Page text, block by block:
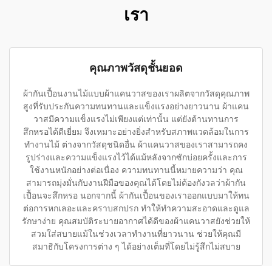
เรา
คุณภาพวัสดุชั้นยอด
ผ้ากันเปื้อนงานไม้แบบผ้าแคนวาสของเราผลิตจากวัสดุคุณภาพ
สูงที่รับประกันความทนทานและแข็งแรงอย่างยาวนาน ผ้าแคน
วาสมีความแข็งแรงไม่เพียงแต่เท่านั้น แต่ยังต้านทานการ
สึกหรอได้ดีเยี่ยม จึงเหมาะอย่างยิ่งสำหรับสภาพแวดล้อมในการ
ทำงานไม้ ต่างจากวัสดุชนิดอื่น ผ้าแคนวาสของเราสามารถคง
รูปร่างและความแข็งแรงไว้ได้แม้หลังจากซักบ่อยครั้งและการ
ใช้งานหนักอย่างต่อเนื่อง ความทนทานนี้หมายความว่า คุณ
สามารถมุ่งมั่นกับงานฝีมือของคุณได้โดยไม่ต้องกังวลว่าผ้ากัน
เปื้อนจะสึกหรอ นอกจากนี้ ผ้ากันเปื้อนของเราออกแบบมาให้ทน
ต่อการหกเลอะและคราบสกปรก ทำให้ทำความสะอาดและดูแล
รักษาง่าย คุณสมบัติระบายอากาศได้ดีของผ้าแคนวาสยังช่วยให้
สวมใส่สบายแม้ในช่วงเวลาทำงานที่ยาวนาน ช่วยให้คุณมี
สมาธิกับโครงการต่าง ๆ ได้อย่างเต็มที่โดยไม่รู้สึกไม่สบาย